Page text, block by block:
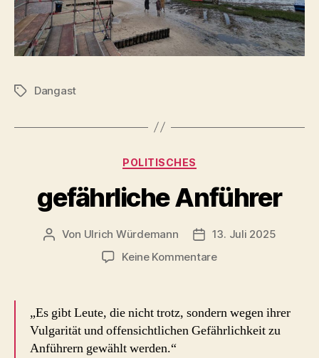
Schlagwörter
Dangast
Kategorien
POLITISCHES
gefährliche Anführer
Beitragsautor
Von Ulrich Würdemann Beitragsdatum
13. Juli 2025
Keine Kommentarezu
„Es gibt Leute, die nicht trotz, sondern wegen ihrer
Vulgarität und offensichtlichen Gefährlichkeit zu
Anführern gewählt werden.“